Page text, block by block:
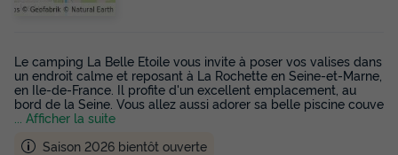
Le camping La Belle Etoile vous invite à poser vos valises dans
un endroit calme et reposant à La Rochette en Seine-et-Marne,
en Ile-de-France. Il profite d'un excellent emplacement, au
bord de la Seine. Vous allez aussi adorer sa belle piscine couve
... Afficher la suite
Saison 2026 bientôt ouverte